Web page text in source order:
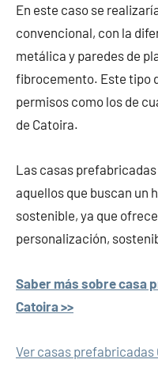
En este caso se
convencional, con la
metálica y paredes de
fibrocemento. Este tipo
permisos como los de
de Catoira.
Las casas
aquellos que buscan un
sostenible, ya que
personalización,
Saber más sobre casa
Catoira >>
Ver casas prefabricadas